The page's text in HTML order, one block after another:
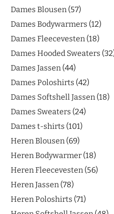
Dames Blousen 57
Dames Bodywarmers 12
Dames Fleecevesten 18
Dames Hooded Sweaters 32
Dames Jassen 44
Dames Poloshirts 42
Dames Softshell Jassen 18
Dames Sweaters 24
Dames t-shirts 101
Heren Blousen 69
Heren Bodywarmer 18
Heren Fleecevesten 56
Heren Jassen 78
Heren Poloshirts 71